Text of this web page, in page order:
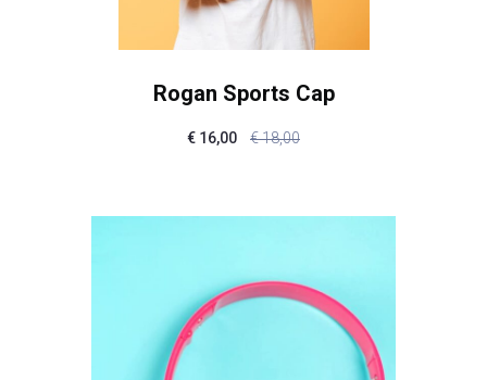
Rogan Sports Cap
€18,00
€ 16,00